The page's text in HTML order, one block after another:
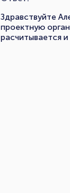
Здравствуйте
проектную
расчитывается